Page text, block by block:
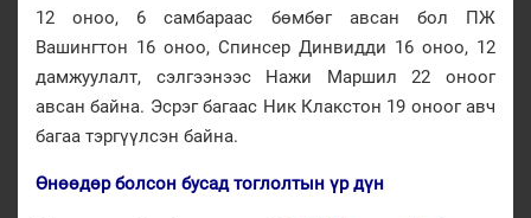
12 оноо, 6 самбараас бөмбөг авсан бол ПЖ
Вашингтон 16 оноо, Спинсер Динвидди 16 оноо, 12
дамжуулалт, сэлгээнээс Нажи Маршил 22 оноог
авсан байна. Эсрэг багаас Ник Клакстон 19 оноог авч
багаа тэргүүлсэн байна.
Өнөөдөр болсон бусад тоглолтын үр дүн